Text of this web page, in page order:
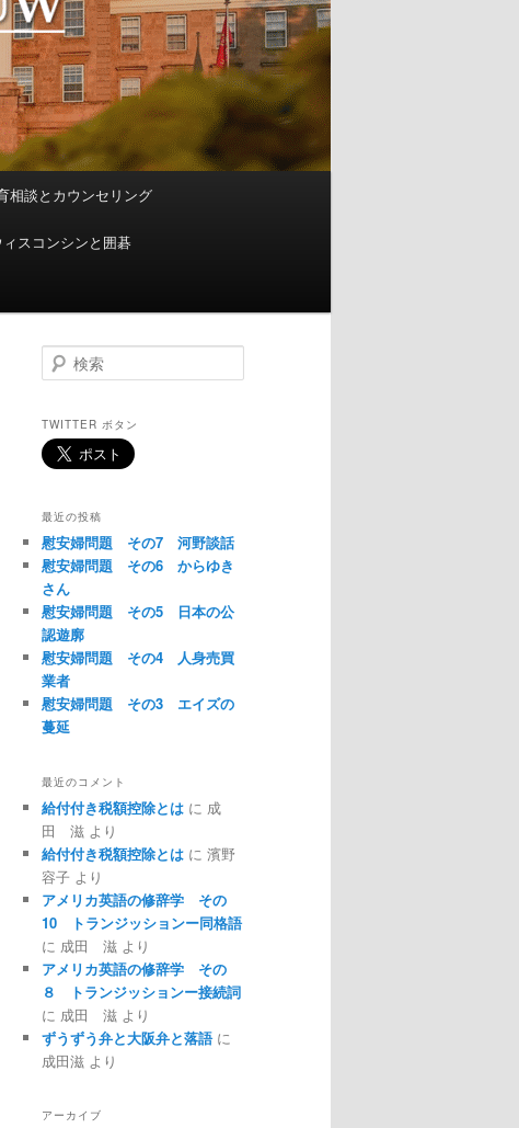
相談とカウンセリング
スコンシンと囲碁
検
索
TWITTER ボタン
最近の投稿
慰安婦問題 その7 河野談話
慰安婦問題 その6 からゆき
さん
慰安婦問題 その5 日本の公
認遊廓
慰安婦問題 その4 人身売買
業者
慰安婦問題 その3 エイズの
蔓延
最近のコメント
給付付き税額控除とは に 成
田 滋 より
給付付き税額控除とは に 濱野
容子 より
アメリカ英語の修辞学 その
10 トランジッションー同格語
に 成田 滋 より
アメリカ英語の修辞学 その
８ トランジッションー接続詞
に 成田 滋 より
ずうずう弁と大阪弁と落語に
成田滋 より
アーカイブ